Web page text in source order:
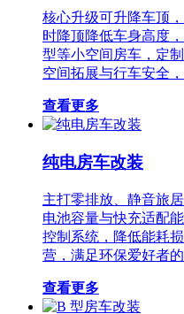
核心升级可升降车顶
时降顶降低车身高度
型等小空间房车，定
空间拓展与行车安全
查看更多
纯电房车改装
主打零排放、静音旅
电池容量与快充适配
控制系统，降低能耗
营，满足环保爱好者的
查看更多